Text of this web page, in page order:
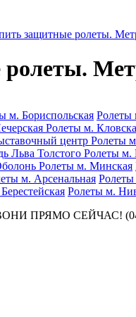
защитные ролеты.
м. Бориспольская Ролеты
Ролеты м.
центр Ролеты
Льва Толстого Ролеты м.
Ролеты м. Минская
м. Арсенальная
Ролеты м.
СЕЙЧАС! (044)